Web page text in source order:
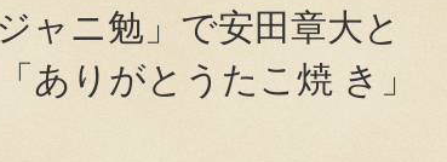
ャニ勉」で安田章大と
ありがとうたこ焼 き」